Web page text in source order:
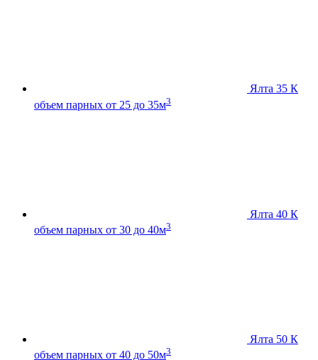
Ялта 35 К
объем парных от 25 до 35м3
Ялта 40 К
объем парных от 30 до 40м3
Ялта 50 К
объем парных от 40 до 50м3